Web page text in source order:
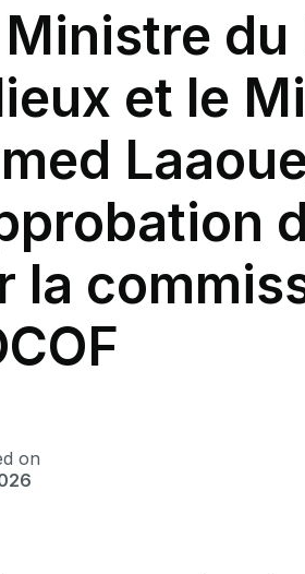
Ministre
et le
la
on